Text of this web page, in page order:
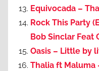
Equivocada –
Rock This Party
Bob Sinclar Feat
Oasis – Little by
Thalia ft Maluma